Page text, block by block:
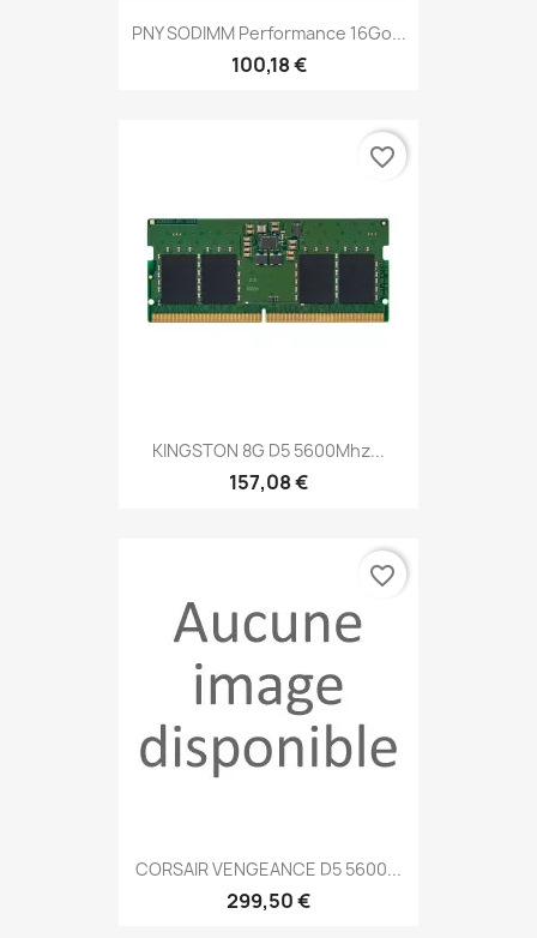
PNY SODIMM Performance 16Go...
100,18 €
KINGSTON 8G D5 5600Mhz...
157,08 €
favorite_border
CORSAIR VENGEANCE D5 5600...
299,50 €
favorite_border